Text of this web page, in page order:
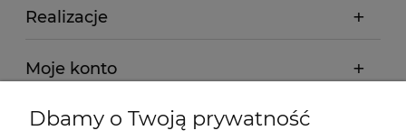
Realizacje
Moje konto
Regulamin
Dbamy o Twoją prywatność